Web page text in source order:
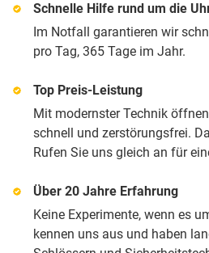
Schnelle Hilfe rund um die
Im Notfall garantieren wir
pro Tag, 365 Tage im Jahr.
Top Preis-Leistung
Mit modernster Technik
schnell und zerstörungsfrei.
Rufen Sie uns gleich an für
Über 20 Jahre Erfahrung
Keine Experimente, wenn es
kennen uns aus und haben